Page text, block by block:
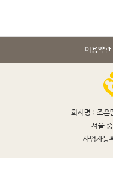
이용약관
회사명 : 조은
서울
사업자